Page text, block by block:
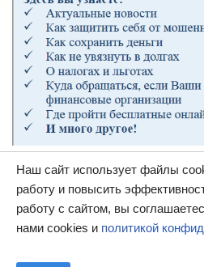
Наш сайт использует файлы
работу и повысить
работу с сайтом, вы
нами cookies и политикой